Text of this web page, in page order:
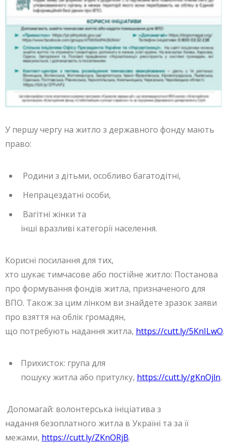
У першу чергу на житло з державного фонду мають
право:
Родини з дітьми, особливо багатодітні,
Непрацездатні особи,
Вагітні жінки та
інші вразливі категорії населення.
Корисні посилання для тих,
хто шукає тимчасове або постійне житло: Постанова
про формування фондів житла, призначеного для
ВПО. Також за цим лінком ви знайдете зразок заяви
про взяття на облік громадян,
що потребують надання житла, https://cutt.ly/5KnILwO.
Прихисток: група для
пошуку житла або притулку, https://cutt.ly/gKnOjln.
Допомагай: волонтерська ініціатива з
надання безоплатного житла в Україні та за її
межами, https://cutt.ly/ZKnORjB.